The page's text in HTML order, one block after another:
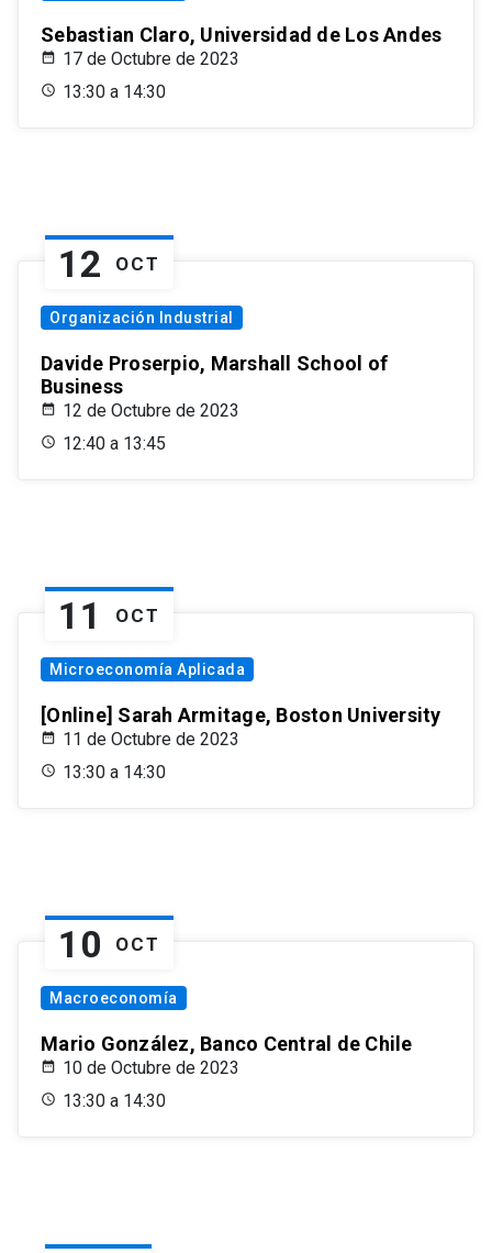
Sebastian Claro, Universidad de Los Andes
17 de Octubre de 2023
13:30 a 14:30
12 OCT
Organización Industrial
Davide Proserpio, Marshall School of
Business
12 de Octubre de 2023
12:40 a 13:45
11 OCT
Microeconomía Aplicada
[Online] Sarah Armitage, Boston University
11 de Octubre de 2023
13:30 a 14:30
10 OCT
Macroeconomía
Mario González, Banco Central de Chile
10 de Octubre de 2023
13:30 a 14:30